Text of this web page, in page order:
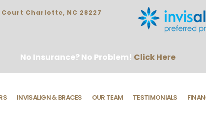
Charlotte, NC 28227
No Insurance? No Problem! Click Here
INVISALIGN & BRACES OUR TEAM TESTIMONIALS